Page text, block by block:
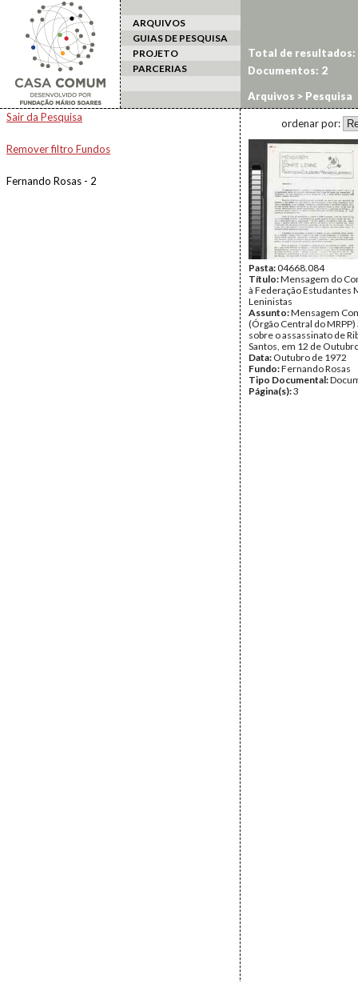
ARQUIVOS
GUIAS DE PESQUISA
PROJETO
PARCERIAS
Arquivos > Pesquisa
Sair da Pesquisa
Remover filtro Fundos
Fernando Rosas - 2
Total de resultados:
Documentos: 2
ordenar por:
Pasta:04668.084
Título:Mensagem do
à Federação Estudantes
Leninistas
Assunto:Mensagem
(Órgão Central do MRPP)
sobre o assassinato de
Santos, em 12 de
Data: Outubro de 1972
Fundo:Fernando Rosas
Tipo Documental:
Página(s):3